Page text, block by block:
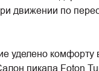
движении по
уделено комфорту
пикапа Foton